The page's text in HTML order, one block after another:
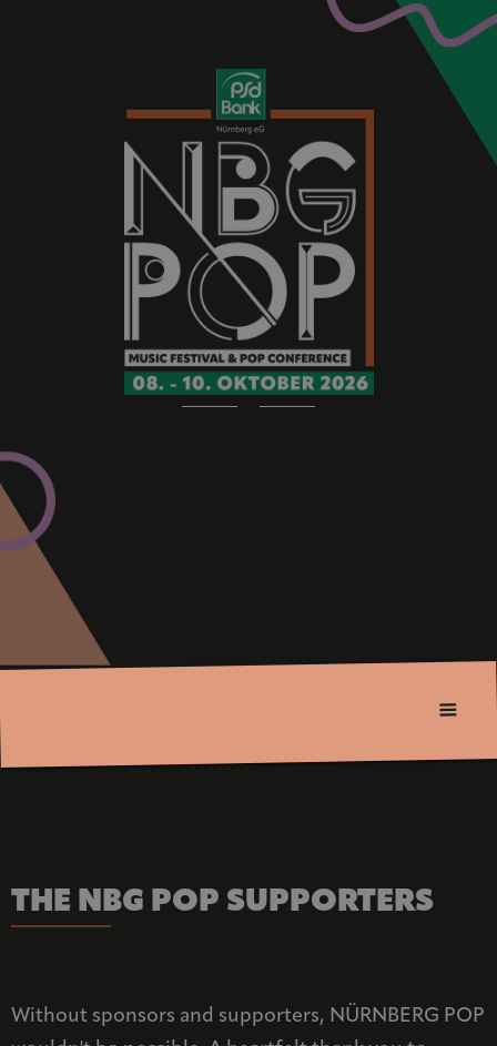
THE NBG POP SUPPORTERS
Without sponsors and supporters, NÜRNBERG POP